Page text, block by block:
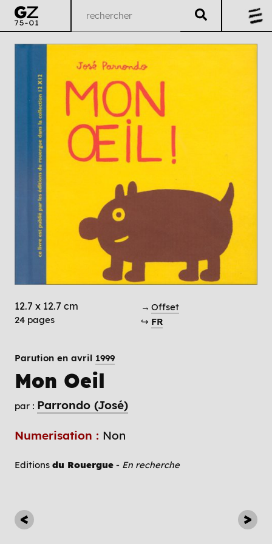
12.7 x 12.7 cm
24 pages
→ Offset
↪ FR
Parution en avril 1999
Mon Oeil
par : Parrondo (José)
Numerisation : Non
Editions du Rouergue - En recherche